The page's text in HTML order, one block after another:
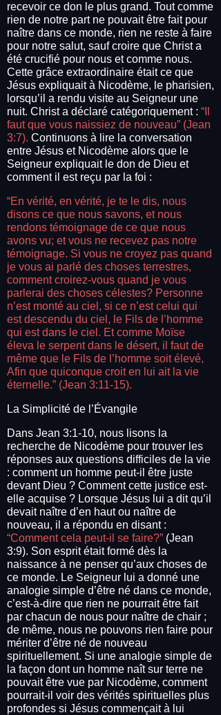
recevoir ce don le plus grand. Tout comme
rien de notre part ne pouvait être fait pour
naître dans ce monde, rien ne reste à faire
pour notre salut, sauf croire que Christ a
été crucifié pour nous et comme nous.
Cette grâce extraordinaire était ce que
Jésus expliquait à Nicodème, le pharisien,
lorsqu’il a rendu visite au Seigneur une
nuit. Christ a déclaré catégoriquement : “Il
faut que vous naissiez de nouveau” (Jean
3:7). Continuons à lire la conversation
entre Jésus et Nicodème alors que le
Seigneur expliquait le don de Dieu et
comment il est reçu par la foi :
“En vérité, en vérité, je te le dis, nous
disons ce que nous savons, et nous
rendons témoignage de ce que nous
avons vu; et vous ne recevez pas notre
témoignage. Si vous ne croyez pas quand
je vous ai parlé des choses terrestres,
comment croirez-vous quand je vous
parlerai des choses célestes? Personne
n’est monté au ciel, si ce n’est celui qui
est descendu du ciel, le Fils de l’homme
qui est dans le ciel. Et comme Moïse
éleva le serpent dans le désert, il faut de
même que le Fils de l’homme soit élevé,
Afin que quiconque croit en lui ait la vie
éternelle.” (Jean 3:11-15).
La Simplicité de l’Évangile
Dans Jean 3:1-10, nous lisons la
recherche de Nicodème pour trouver les
réponses aux questions difficiles de la vie
: comment un homme peut-il être juste
devant Dieu ? Comment cette justice est-
elle acquise ? Lorsque Jésus lui a dit qu’il
devait naître d’en haut ou naître de
nouveau, il a répondu en disant :
“Comment cela peut-il se faire?” (Jean
3:9). Son esprit était formé dès la
naissance à ne penser qu’aux choses de
ce monde. Le Seigneur lui a donné une
analogie simple d’être né dans ce monde,
c’est-à-dire que rien ne pourrait être fait
par chacun de nous pour naître de chair ;
de même, nous ne pouvons rien faire pour
mériter d’être né de nouveau
spirituellement. Si une analogie simple de
la façon dont un homme naît sur terre ne
pouvait être vue par Nicodème, comment
pourrait-il voir des vérités spirituelles plus
profondes si Jésus commençait à lui